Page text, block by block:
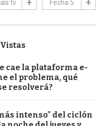
tv Fecha 5
cae la plataforma e-
el problema, qué
resolverá?
intenso" del ciclón